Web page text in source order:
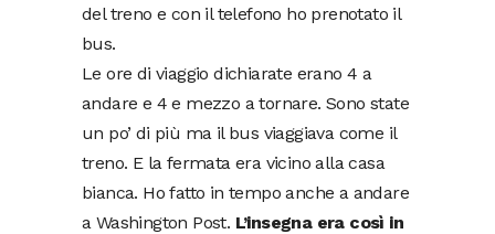
del treno e con il telefono ho prenotato il
bus.
Le ore di viaggio dichiarate erano 4 a
andare e 4 e mezzo a tornare. Sono state
un po’ di più ma il bus viaggiava come il
treno. E la fermata era vicino alla casa
bianca. Ho fatto in tempo anche a andare
a Washington Post. L’insegna era così in